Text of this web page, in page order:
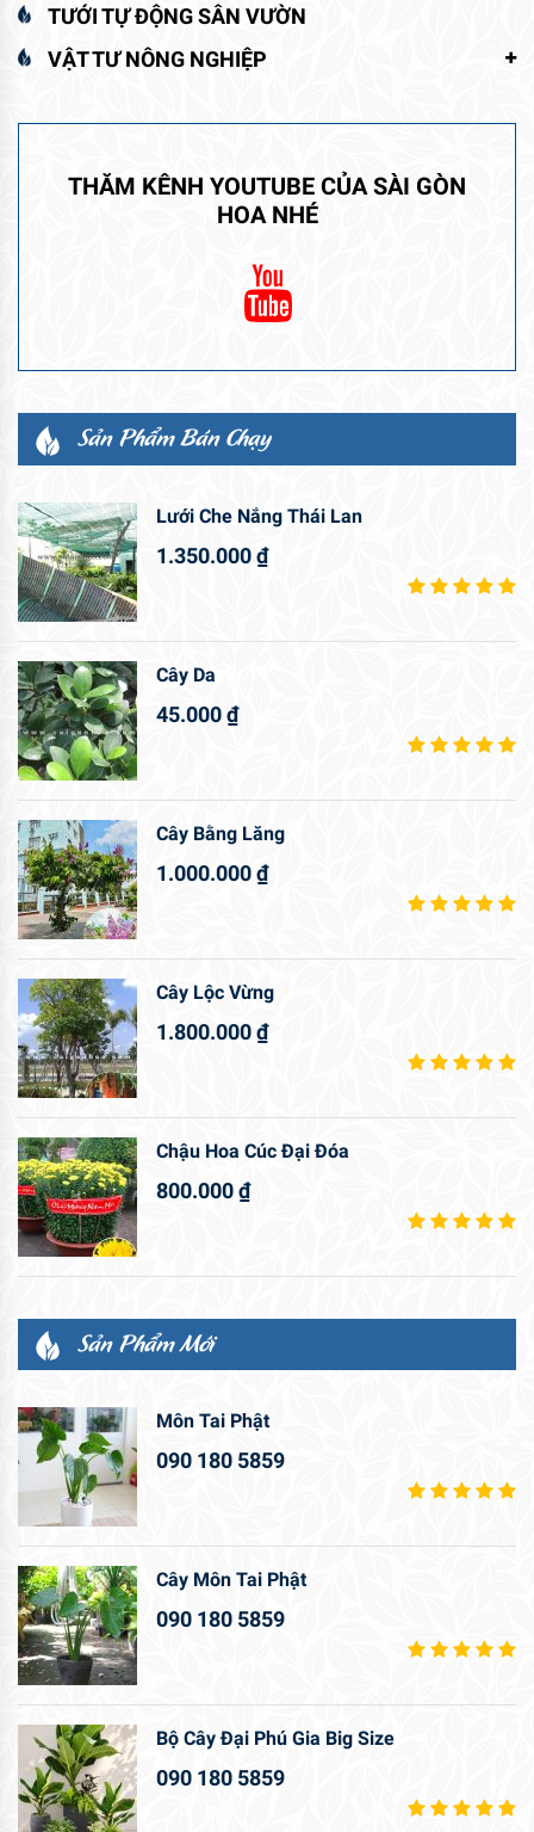
TƯỚI TỰ ĐỘNG SÂN VƯỜN
VẬT TƯ NÔNG NGHIỆP
THĂM KÊNH YOUTUBE CỦA SÀI GÒN
HOA NHÉ
Sản Phẩm Bán Chạy
Lưới Che Nắng Thái Lan
1.350.000₫
Cây Da
45.000₫
Cây Bằng Lăng
1.000.000₫
Cây Lộc Vừng
1.800.000₫
Chậu Hoa Cúc Đại Đóa
800.000₫
Sản Phẩm Mới
Môn Tai Phật
090 180 5859
Cây Môn Tai Phật
090 180 5859
Bộ Cây Đại Phú Gia Big Size
090 180 5859